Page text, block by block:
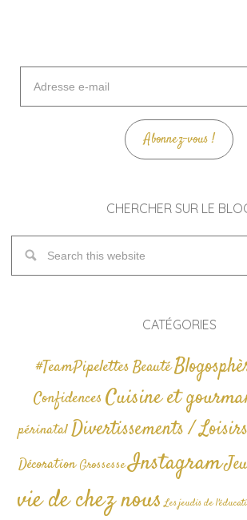
mail
Abonnez-vous !
CHERCHER SUR LE
CATÉGORIES
#TeamPipelettesBeauté
Confidences Cuisine et
périnatalDivertissements /
Décoration GrossesseInstagram
vie de chez nous Les jeudis de